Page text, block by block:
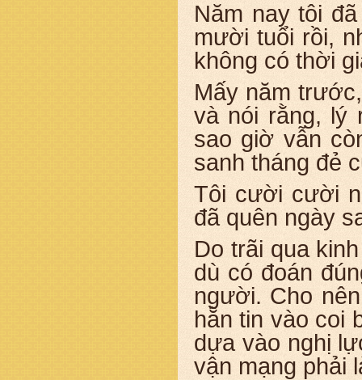
Năm nay tôi
mười tuổi rồi,
không có thời
Mấy năm
và nói rằng, lý
sao giờ vẫn
sanh tháng đẻ
Tôi cười cười
đã quên ngày
Do trãi qua
dù có đoán
người. Cho
hẵn tin vào coi
dựa vào nghị
vận mạng phải